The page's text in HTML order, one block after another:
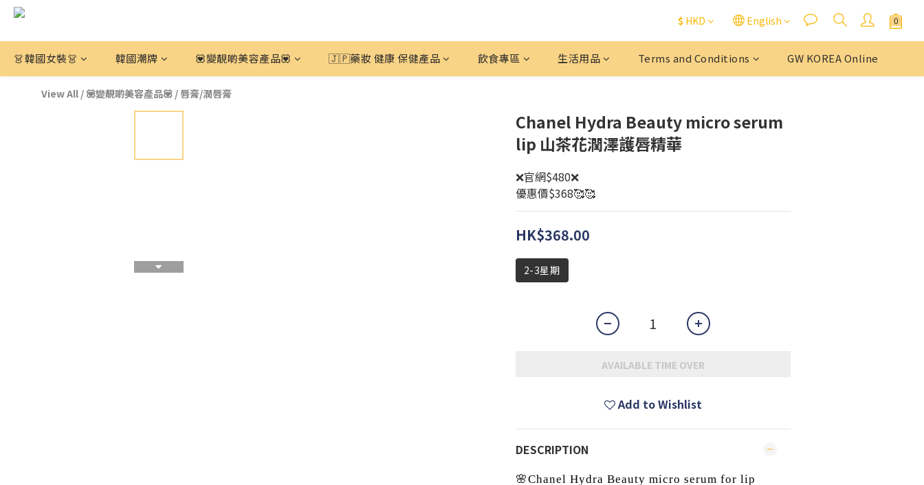
$ HKD English
👗韓國女裝👗 韓國潮牌 💟變靚啲美容產品💟 🇯🇵藥妝 健康 保健產品 飲食專區 生活用品 Terms and Conditions GW KOREA Online
View All / 💟變靚啲美容產品💟 /唇膏/潤唇膏
Chanel Hydra Beauty micro serum
lip 山茶花潤澤護唇精華
❌官網$480❌
優惠價$368🥰🥰
HK$368.00
2-3星期
AVAILABLE TIME OVER
Add to Wishlist
DESCRIPTION
🌸Chanel Hydra Beauty micro serum for lip